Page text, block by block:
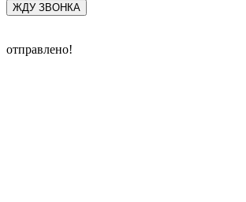
ЖДУ ЗВОНКА
отправлено!